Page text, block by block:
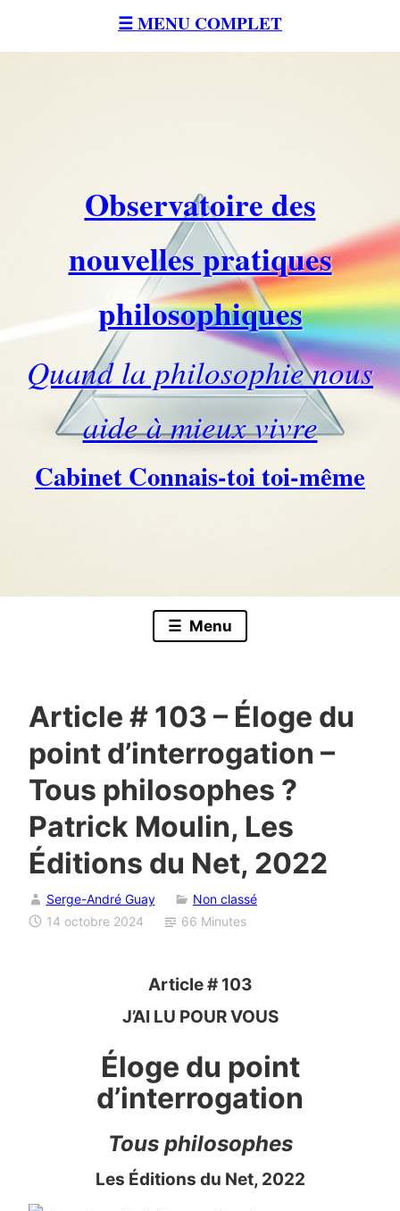
☰ MENU COMPLET
Observatoire des
nouvelles pratiques
philosophiques
Quand la philosophie nous
aide à mieux vivre
Cabinet Connais-toi toi-même
content
Menu
Article # 103 – Éloge du
point d’interrogation –
Tous philosophes ?
Patrick Moulin, Les
Éditions du Net, 2022
Serge-André Guay
Non classé
14 octobre 2024
66 Minutes
Article # 103
J’AI LU POUR VOUS
Éloge du point
d’interrogation
Tous philosophes
Les Éditions du Net, 2022